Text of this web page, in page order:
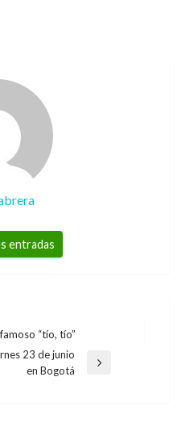
entradas
“tío, tío”
23 de junio
en Bogotá